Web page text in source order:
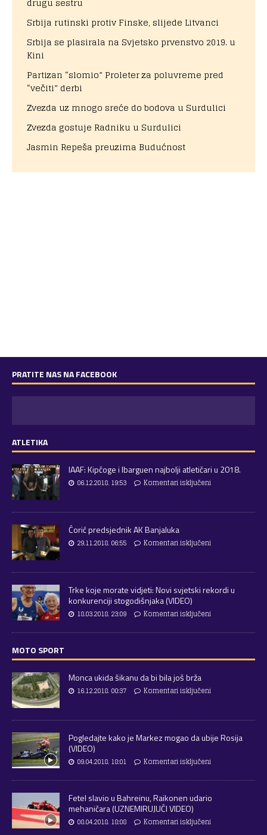
Srbija rutinski protiv Finske, slijede Litvanci
Srbija se plasirala na Svjetsko prvenstvo 2019. u
Kini
Partizan “slomio” Proleter za poluvreme pred
“večiti” derbi
Zvezda uz mnogo sreće do bodova u Surdulici
Zvezda gostuje Radniku u Surdulici
Jasmin Repeša preuzima Budućnost
PRATITE NAS NA FACEBOOK
ATLETIKA
IAAF: Kipčoge i Ibarguen najbolji atletičari u 2018.
06.12.2018. 19:53 Komentari isključeni
Ćorić predsjednik AK Banjaluka
29.11.2018. 06:55 Komentari isključeni
Trke koje morate vidjeti: Novi svjetski rekordi u
konkurenciji stogodišnjaka (VIDEO)
18.03.2018. 23:09 Komentari isključeni
MOTO SPORT
Monca ukida šikanu da bi bila još brža
16.12.2018. 00:37 Komentari isključeni
Pogledajte kako je Markez mogao da ubije Rosija
(VIDEO)
09.04.2018. 18:01 Komentari isključeni
Fetel slavio u Bahreinu, Raikonen udario
mehaničara (UZNEMIRUJUĆI VIDEO)
08.04.2018. 18:08 Komentari isključeni